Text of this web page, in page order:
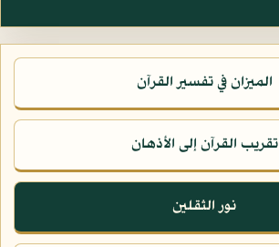
الميزان في تفسير القرآن
تقريب القرآن إلى الأذهان
نور الثقلين